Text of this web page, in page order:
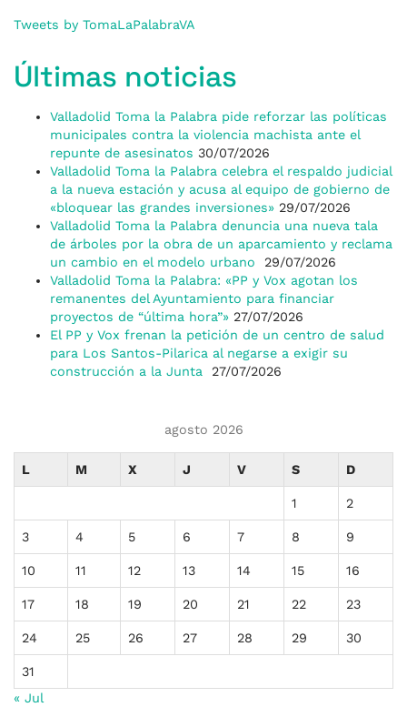
Tweets by TomaLaPalabraVA
Últimas noticias
Valladolid Toma la Palabra pide reforzar las políticas
municipales contra la violencia machista ante el
repunte de asesinatos 30/07/2026
Valladolid Toma la Palabra celebra el respaldo judicial
a la nueva estación y acusa al equipo de gobierno de
«bloquear las grandes inversiones» 29/07/2026
Valladolid Toma la Palabra denuncia una nueva tala
de árboles por la obra de un aparcamiento y reclama
un cambio en el modelo urbano
29/07/2026
Valladolid Toma la Palabra: «PP y Vox agotan los
remanentes del Ayuntamiento para financiar
proyectos de “última hora”» 27/07/2026
El PP y Vox frenan la petición de un centro de salud
para Los Santos-Pilarica al negarse a exigir su
construcción a la Junta
27/07/2026
agosto 2026
L M X J V S D
1 2
3 4 5 6 7 8 9
10 11 12 13 14 15 16
17 18 19 20 21 22 23
24 25 26 27 28 29 30
31
« Jul